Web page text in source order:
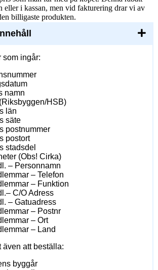
eller i kassan, men vid fakturering drar vi av
billigaste produkten.
som ingår:
namn
HSB)
län
säte
postnummer
postort
stadsdel
(Obs! Cirka)
– Personnamn
– Telefon
– Funktion
C/O Adress
– Gatuadress
– Postnr
– Ort
– Land
även att beställa:
byggår